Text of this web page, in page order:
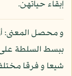
إبقاء حياتهن.
و محصل المعنى:
ببسط السلطة على
شيعا و فرقا